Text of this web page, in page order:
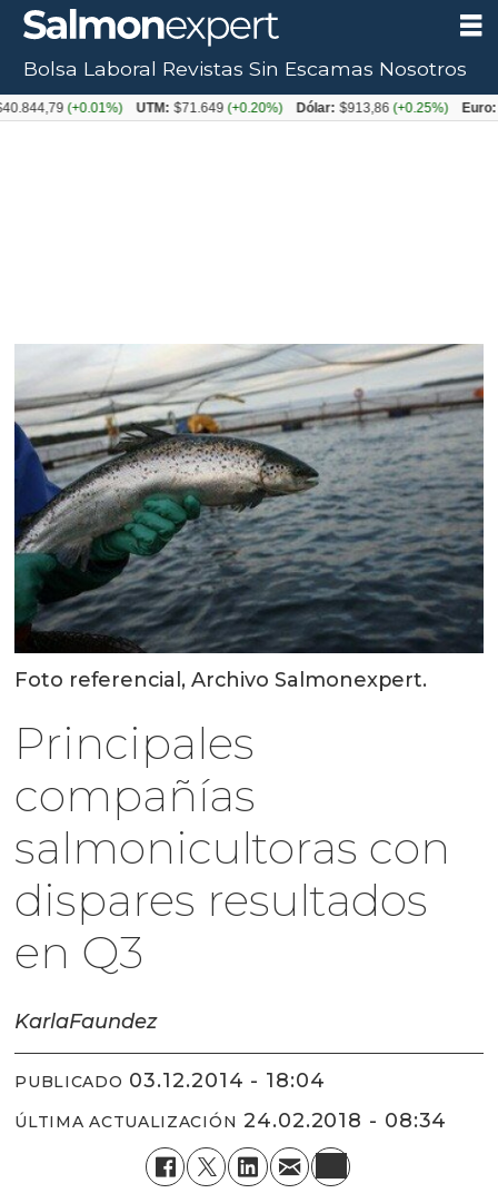
Foto referencial, Archivo Salmonexpert.
Principales
compañías
salmonicultoras con
dispares resultados
en Q3
KarlaFaundez
PUBLICADO 03.12.2014 - 18:04
ÚLTIMA ACTUALIZACIÓN 24.02.2018 - 08:34
Bolsa Laboral Revistas Sin Escamas Nosotros
(+0.01%) UTM: $71.649(+0.20%) Dólar: $913,86(+0.25%) Euro: